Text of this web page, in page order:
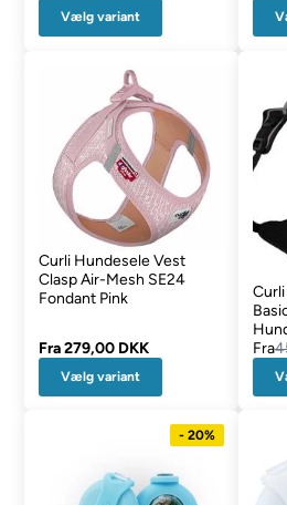
Vælg variant
Curli Hundesele Vest
Clasp Air-Mesh SE24
Fondant Pink
Fra279,00 DKK
Vælg variant
Fra
- 20%